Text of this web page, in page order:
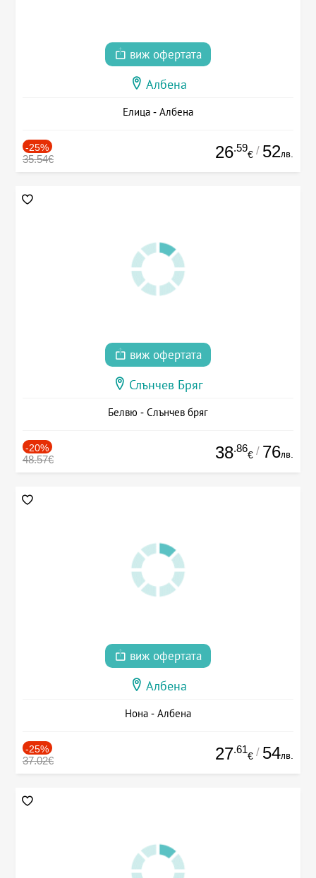
виж офертата
Албена
Елица - Албена
-25%
35.54€ 26.59
€ / 52лв.
виж офертата
Слънчев Бряг
Белвю - Слънчев бряг
-20%
48.57€ 38.86
€ / 76лв.
виж офертата
Албена
Нона - Албена
-25%
37.02€ 27.61
€ / 54лв.